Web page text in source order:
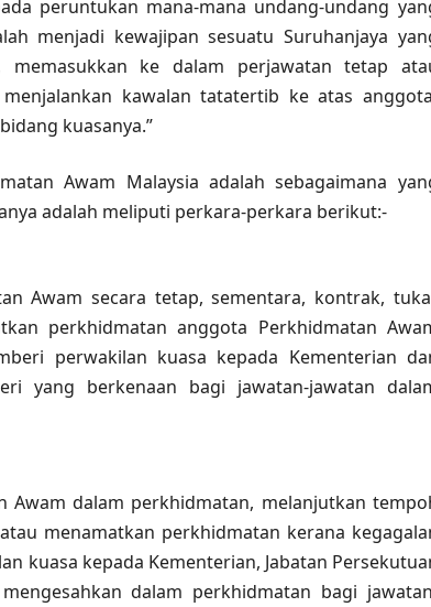
peruntukan mana-mana undang-undang
menjadi kewajipan sesuatu Suruhanjaya
memasukkan ke dalam perjawatan tetap
kawalan tatatertib ke atas
kuasanya.”
Awam Malaysia adalah sebagaimana
adalah meliputi perkara-perkara berikut:-
Awam secara tetap, sementara, kontrak,
perkhidmatan anggota Perkhidmatan
perwakilan kuasa kepada Kementerian
yang berkenaan bagi jawatan-jawatan
Awam dalam perkhidmatan, melanjutkan
menamatkan perkhidmatan kerana
kuasa kepada Kementerian, Jabatan
dalam perkhidmatan bagi